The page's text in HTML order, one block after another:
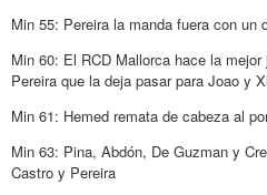
Min 55: Pereira la manda fuera con un
Min 60: El RCD Mallorca hace la
Pereira que la deja pasar para Joao y
Min 61: Hemed remata de cabeza al
Min 63: Pina, Abdón, De Guzman y
Castro y Pereira